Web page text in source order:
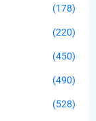
(178)
(220)
(450)
(490)
(528)